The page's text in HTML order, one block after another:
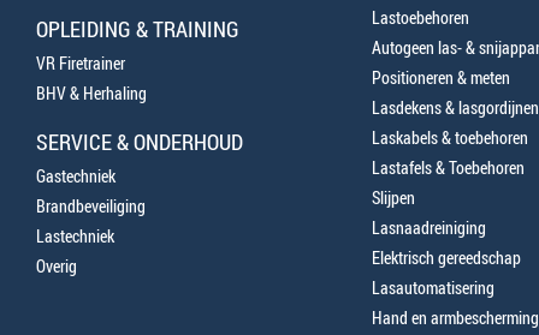
OPLEIDING & TRAINING
VR Firetrainer
BHV & Herhaling
SERVICE & ONDERHOUD
Gastechniek
Brandbeveiliging
Lastechniek
Overig
Lastoebehoren
Autogeen las- &
Positioneren & meten
Lasdekens & lasgordijnen
Laskabels & toebehoren
Lastafels & Toebehoren
Slijpen
Lasnaadreiniging
Elektrisch gereedschap
Lasautomatisering
Hand en armbescherming